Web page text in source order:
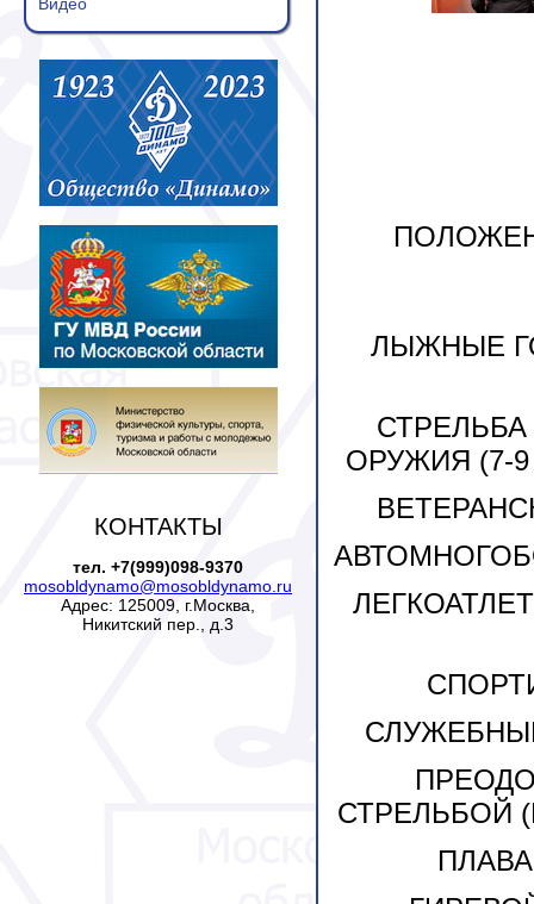
КОНТАКТЫ
тел. +7(999)098-9370
mosobldynamo@mosobldynamo.ru
Адрес: 125009, г.Москва,
Никитский пер., д.3
ЛЫЖНЫЕ
ОРУЖИЯ (7-9
СЛУЖЕБНЫЙ
СТРЕЛЬБОЙ